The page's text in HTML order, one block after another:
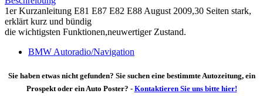
1er Kurzanleitung E81 E87 E82 E88 August 2009,30 Seiten stark,
erklärt kurz und bündig
die wichtigsten Funktionen,neuwertiger Zustand.
BMW Autoradio/Navigation
Sie haben etwas nicht gefunden? Sie suchen eine bestimmte Autozeitung, ein
Prospekt oder ein Auto Poster? - Kontaktieren Sie uns bitte hier!